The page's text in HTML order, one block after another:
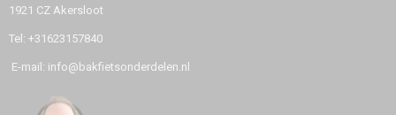
1921 CZ Akersloot
Tel: +31623157840
E-mail: info@bakfietsonderdelen.nl